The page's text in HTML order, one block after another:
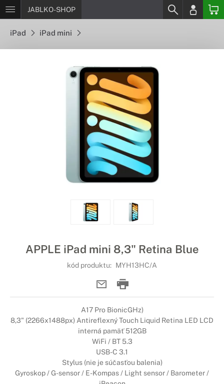
JABLKO-SHOP
iPad iPad mini
APPLE iPad mini 8,3" Retina Blue
kód produktu: MYH13HC/A
A17 Pro BionicGHz)
8,3" (2266x1488px) Antireflexný Touch Liquid Retina LED LCD
interná pamäť 512GB
WiFi / BT 5.3
USB-C 3.1
Stylus (nie je súčasťou balenia)
Gyroskop / G-sensor / E-Kompas / Light sensor / Barometer /